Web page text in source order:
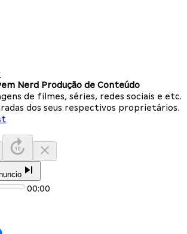
Nerd Produção de Conteúdo
de filmes, séries, redes sociais e etc.
dos seus respectivos proprietários.
00:00